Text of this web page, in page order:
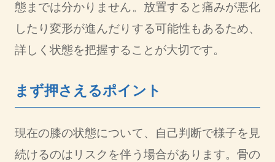
態までは分かりません。放置すると痛みが悪化
したり変形が進んだりする可能性もあるため、
詳しく状態を把握することが大切です。
まず押さえるポイント
現在の膝の状態について、自己判断で様子を見
続けるのはリスクを伴う場合があります。骨の